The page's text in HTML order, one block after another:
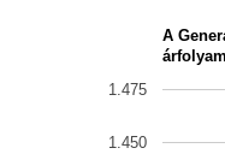
A
1.450
1.475